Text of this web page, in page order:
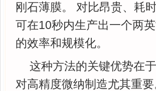
刚石薄膜。 对比昂贵、耗
可在10秒内生产出一个两
的效率和规模化。
这种方法的关键优势在
对高精度微纳制造尤其重